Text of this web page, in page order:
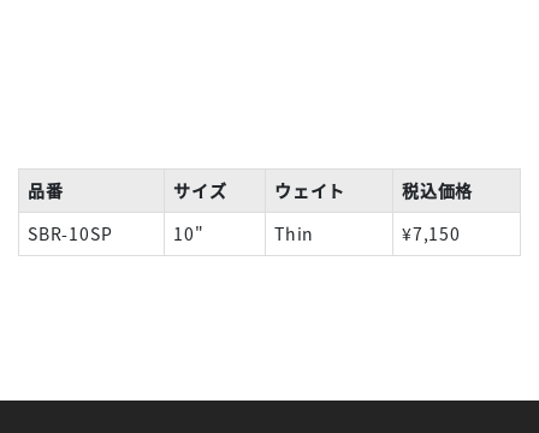
品番 サイズ ウェイト
税込価格
SBR-10SP
10" Thin ¥7,150